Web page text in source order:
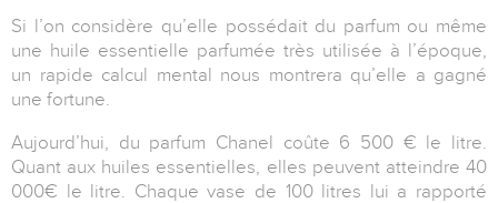
Si l’on considère qu’elle possédait du parfum ou même
une huile essentielle parfumée très utilisée à l’époque,
un rapide calcul mental nous montrera qu’elle a gagné
une fortune.
Aujourd’hui, du parfum Chanel coûte 6 500 € le litre.
Quant aux huiles essentielles, elles peuvent atteindre 40
000€ le litre. Chaque vase de 100 litres lui a rapporté